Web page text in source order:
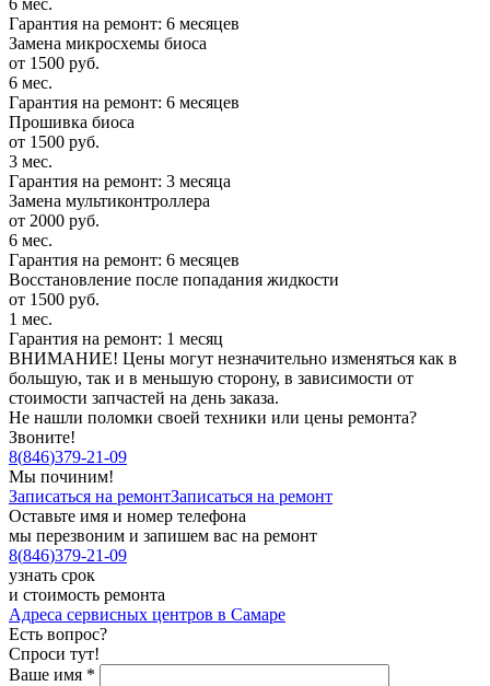
6 мес.
Гарантия на ремонт: 6 месяцев
Замена микросхемы биоса
от 1500 руб.
6 мес.
Гарантия на ремонт: 6 месяцев
Прошивка биоса
от 1500 руб.
3 мес.
Гарантия на ремонт: 3 месяца
Замена мультиконтроллера
от 2000 руб.
6 мес.
Гарантия на ремонт: 6 месяцев
Восстановление после попадания жидкости
от 1500 руб.
1 мес.
Гарантия на ремонт: 1 месяц
ВНИМАНИЕ! Цены могут незначительно изменяться как в
большую, так и в меньшую сторону, в зависимости от
стоимости запчастей на день заказа.
Не нашли поломки своей техники или цены ремонта?
Звоните!
8(846)379-21-09
Мы починим!
Записаться на ремонтЗаписаться на ремонт
Оставьте имя и номер телефона
мы перезвоним и запишем вас на ремонт
8(846)379-21-09
узнать срок
и стоимость ремонта
Адреса сервисных центров в Самаре
Есть вопрос?
Спроси тут!
Ваше имя *